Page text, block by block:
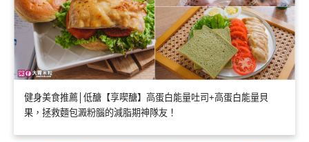
健身美食推薦│低醣【享喫醣】高蛋白能量吐司+高蛋白能量貝
果，拯救麵包澱粉腦的減脂期神隊友！